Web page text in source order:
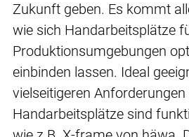
Zukunft geben. Es kommt
wie sich Handarbeitsplätze
Produktionsumgebungen
einbinden lassen. Ideal
vielseitigeren Anforderungen
Handarbeitsplätze sind